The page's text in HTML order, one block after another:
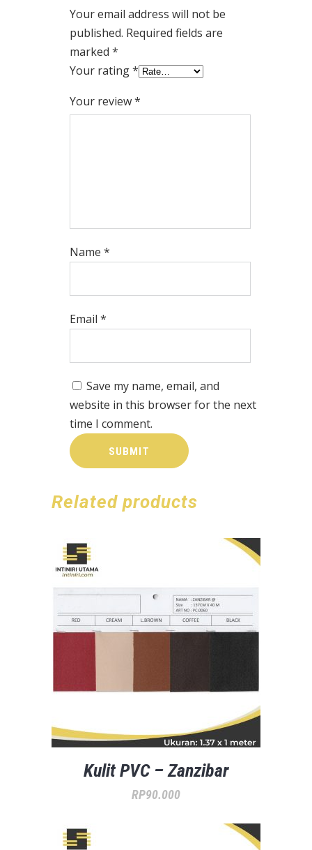
Your email address will not be
published. Required fields are
marked *
Your rating*
Your review*
Name *
Email *
Save my name, email, and
website in this browser for the next
time I comment.
Related products
Kulit PVC – Zanzibar
RP90.000